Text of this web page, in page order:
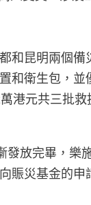
和昆明兩個備
和衛生包，並
港元共三批
放完畢，樂
賑災基金的申